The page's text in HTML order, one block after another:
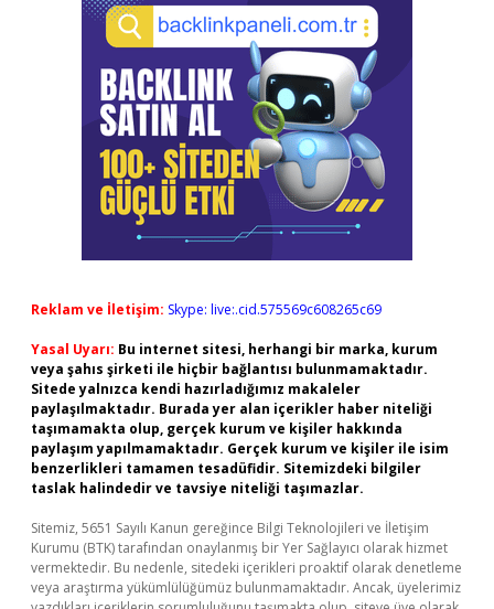
Reklam ve İletişim: Skype: live:.cid.575569c608265c69
Yasal Uyarı: Bu internet sitesi, herhangi bir marka, kurum
veya şahıs şirketi ile hiçbir bağlantısı bulunmamaktadır.
Sitede yalnızca kendi hazırladığımız makaleler
paylaşılmaktadır. Burada yer alan içerikler haber niteliği
taşımamakta olup, gerçek kurum ve kişiler hakkında
paylaşım yapılmamaktadır. Gerçek kurum ve kişiler ile isim
benzerlikleri tamamen tesadüfidir. Sitemizdeki bilgiler
taslak halindedir ve tavsiye niteliği taşımazlar.
Sitemiz, 5651 Sayılı Kanun gereğince Bilgi Teknolojileri ve İletişim
Kurumu (BTK) tarafından onaylanmış bir Yer Sağlayıcı olarak hizmet
vermektedir. Bu nedenle, sitedeki içerikleri proaktif olarak denetleme
veya araştırma yükümlülüğümüz bulunmamaktadır. Ancak, üyelerimiz